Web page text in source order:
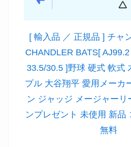
[ 輸入品 ／ 正規品 ] チャ
CHANDLER BATS[
33.5/30.5 ]野球 硬式 軟式
プル 大谷翔平 愛用メーカ
ン ジャッジ メージャーリ
ンプレゼント 未使用 新品
無料